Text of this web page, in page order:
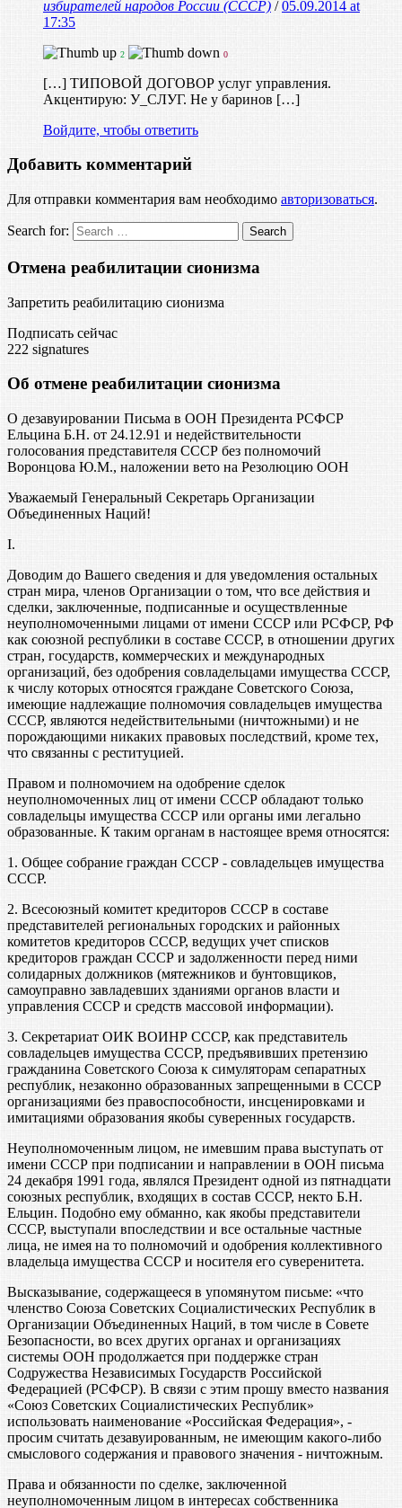
избирателей народов России (СССР) /05.09.2014 at
17:35
2 0
[…] ТИПОВОЙ ДОГОВОР услуг управления.
Акцентирую: У_СЛУГ. Не у баринов […]
Войдите, чтобы ответить
Добавить комментарий
Для отправки комментария вам необходимо авторизоваться.
Search for:
Отмена реабилитации сионизма
Запретить реабилитацию сионизма
Подписать сейчас
222 signatures
Об отмене реабилитации сионизма
О дезавуировании Письма в ООН Президента РСФСР
Ельцина Б.Н. от 24.12.91 и недействительности
голосования представителя СССР без полномочий
Воронцова Ю.М., наложении вето на Резолюцию ООН
Уважаемый Генеральный Секретарь Организации
Объединенных Наций!
I.
Доводим до Вашего сведения и для уведомления остальных
стран мира, членов Организации о том, что все действия и
сделки, заключенные, подписанные и осуществленные
неуполномоченными лицами от имени СССР или РСФСР, РФ
как союзной республики в составе СССР, в отношении других
стран, государств, коммерческих и международных
организаций, без одобрения совладельцами имущества СССР,
к числу которых относятся граждане Советского Союза,
имеющие надлежащие полномочия совладельцев имущества
СССР, являются недействительными (ничтожными) и не
порождающими никаких правовых последствий, кроме тех,
что связанны с реституцией.
Правом и полномочием на одобрение сделок
неуполномоченных лиц от имени СССР обладают только
совладельцы имущества СССР или органы ими легально
образованные. К таким органам в настоящее время относятся:
1. Общее собрание граждан СССР - совладельцев имущества
СССР.
2. Всесоюзный комитет кредиторов СССР в составе
представителей региональных городских и районных
комитетов кредиторов СССР, ведущих учет списков
кредиторов граждан СССР и задолженности перед ними
солидарных должников (мятежников и бунтовщиков,
самоуправно завладевших зданиями органов власти и
управления СССР и средств массовой информации).
3. Секретариат ОИК ВОИНР СССР, как представитель
совладельцев имущества СССР, предъявивших претензию
гражданина Советского Союза к симуляторам сепаратных
республик, незаконно образованных запрещенными в СССР
организациями без правоспособности, инсценировками и
имитациями образования якобы суверенных государств.
Неуполномоченным лицом, не имевшим права выступать от
имени СССР при подписании и направлении в ООН письма
24 декабря 1991 года, являлся Президент одной из пятнадцати
союзных республик, входящих в состав СССР, некто Б.Н.
Ельцин. Подобно ему обманно, как якобы представители
СССР, выступали впоследствии и все остальные частные
лица, не имея на то полномочий и одобрения коллективного
владельца имущества СССР и носителя его суверенитета.
Высказывание, содержащееся в упомянутом письме: «что
членство Союза Советских Социалистических Республик в
Организации Объединенных Наций, в том числе в Совете
Безопасности, во всех других органах и организациях
системы ООН продолжается при поддержке стран
Содружества Независимых Государств Российской
Федерацией (РСФСР). В связи с этим прошу вместо названия
«Союз Советских Социалистических Республик»
использовать наименование «Российская Федерация», -
просим считать дезавуированным, не имеющим какого-либо
смыслового содержания и правового значения - ничтожным.
Права и обязанности по сделке, заключенной
неуполномоченным лицом в интересах собственника